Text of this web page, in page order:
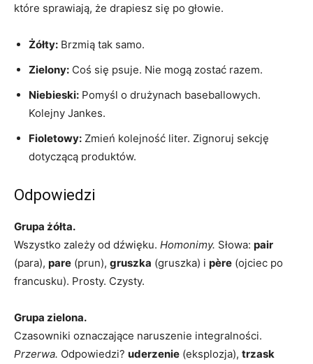
które sprawiają, że drapiesz się po głowie.
Żółty: Brzmią tak samo.
Zielony: Coś się psuje. Nie mogą zostać razem.
Niebieski: Pomyśl o drużynach baseballowych.
Kolejny Jankes.
Fioletowy: Zmień kolejność liter. Zignoruj ​​sekcję
dotyczącą produktów.
Odpowiedzi
Grupa żółta.
Wszystko zależy od dźwięku. Homonimy. Słowa: pair
(para), pare (prun), gruszka (gruszka) i père (ojciec po
francusku). Prosty. Czysty.
Grupa zielona.
Czasowniki oznaczające naruszenie integralności.
Przerwa. Odpowiedzi? uderzenie (eksplozja), trzask